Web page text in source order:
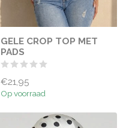
GELE CROP TOP MET
PADS
€21,95
Op voorraad